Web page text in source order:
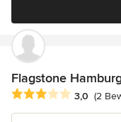
Flagstone
Durchschnittliche
3,0 (2